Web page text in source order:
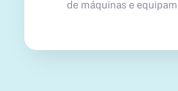
de máquinas e